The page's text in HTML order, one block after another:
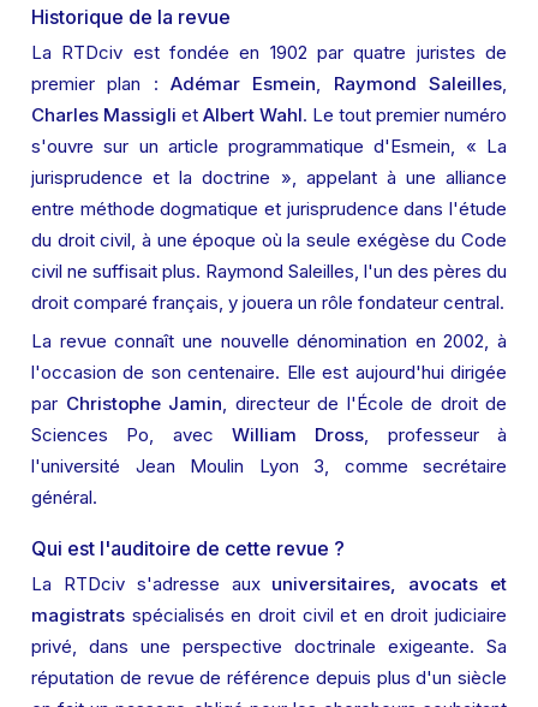
Historique de la revue
La RTDciv est fondée en 1902 par quatre juristes de
premier plan : Adémar Esmein, Raymond Saleilles
Charles Massigli et Albert Wahl. Le tout premier numéro
s'ouvre sur un article programmatique d'Esmein, « La
jurisprudence et la doctrine », appelant à une alliance
entre méthode dogmatique et jurisprudence dans l'étude
du droit civil, à une époque où la seule exégèse du Code
civil ne suffisait plus. Raymond Saleilles, l'un des pères du
droit comparé français, y jouera un rôle fondateur central.
La revue connaît une nouvelle dénomination en 2002, à
l'occasion de son centenaire. Elle est aujourd'hui dirigée
par Christophe Jamin, directeur de l'École de droit de
Sciences Po, avec William Dross, professeur à
l'université Jean Moulin Lyon 3, comme secrétaire
général.
Qui est l'auditoire de cette revue ?
La RTDciv s'adresse aux universitaires, avocats et
magistrats spécialisés en droit civil et en droit judiciaire
privé, dans une perspective doctrinale exigeante. Sa
réputation de revue de référence depuis plus d'un siècle